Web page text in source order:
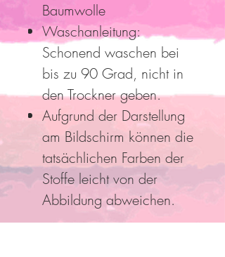
Baumwolle
Waschanleitung:
Schonend waschen bei
bis zu 90 Grad, nicht in
den Trockner geben.
Aufgrund der Darstellung
am Bildschirm können die
tatsächlichen Farben der
Stoffe leicht von der
Abbildung abweichen.